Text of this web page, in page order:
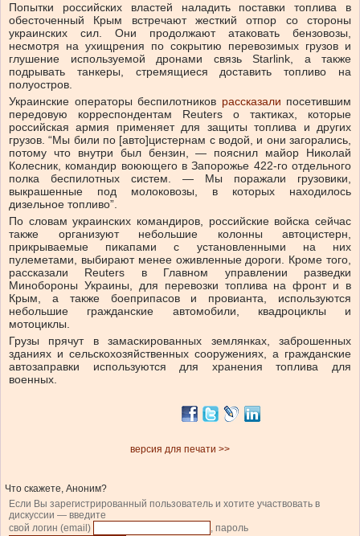
Попытки российских властей наладить поставки топлива в
обесточенный Крым встречают жесткий отпор со стороны
украинских сил. Они продолжают атаковать бензовозы,
несмотря на ухищрения по сокрытию перевозимых грузов и
глушение используемой дронами связь Starlink, а также
подрывать танкеры, стремящиеся доставить топливо на
полуостров.
Украинские операторы беспилотников рассказали посетившим
передовую корреспондентам Reuters о тактиках, которые
российская армия применяет для защиты топлива и других
грузов. “Мы били по [авто]цистернам с водой, и они загорались,
потому что внутри был бензин, — пояснил майор Николай
Колесник, командир воюющего в Запорожье 422-го отдельного
полка беспилотных систем. — Мы поражали грузовики,
выкрашенные под молоковозы, в которых находилось
дизельное топливо”.
По словам украинских командиров, российские войска сейчас
также организуют небольшие колонны автоцистерн,
прикрываемые пикапами с установленными на них
пулеметами, выбирают менее оживленные дороги. Кроме того,
рассказали Reuters в Главном управлении разведки
Минобороны Украины, для перевозки топлива на фронт и в
Крым, а также боеприпасов и провианта, используются
небольшие гражданские автомобили, квадроциклы и
мотоциклы.
Грузы прячут в замаскированных землянках, заброшенных
зданиях и сельскохозяйственных сооружениях, а гражданские
автозаправки используются для хранения топлива для
военных.
версия для печати >>
Что скажете, Аноним?
Если Вы зарегистрированный пользователь и хотите участвовать в
дискуссии — введите
свой логин (email)
, пароль